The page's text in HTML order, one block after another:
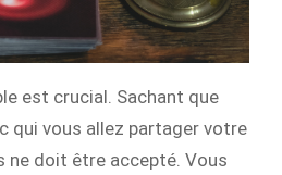
est crucial. Sachant que
qui vous allez partager votre
ne doit être accepté. Vous